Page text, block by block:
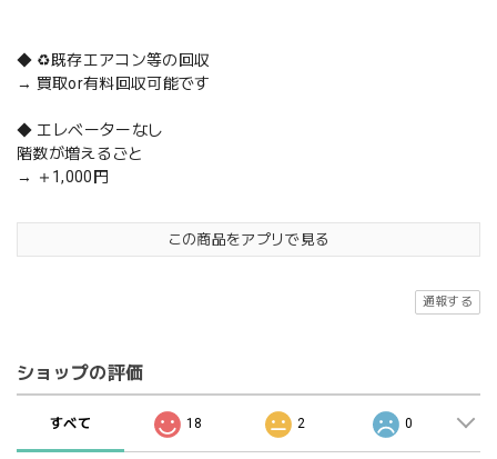
◆ ♻️既存エアコン等の回収
→ 買取or有料回収可能です
◆ エレベーターなし
階数が増えるごと
→ ＋1,000円
この商品をアプリで見る
通報する
ショップの評価
すべて 18 2 0